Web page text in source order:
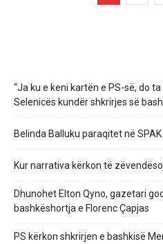
“Ja ku e keni kartën e PS-së, do
Selenicës kundër shkrirjes së
Belinda Balluku paraqitet në SPAK
Kur narrativa kërkon të
Dhunohet Elton Qyno, gazetari
bashkëshortja e Florenc Çapjas
PS kërkon shkrirjen e bashkisë